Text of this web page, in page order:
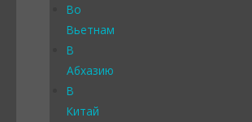
Во
Вьетнам
В
Абхазию
В
Китай